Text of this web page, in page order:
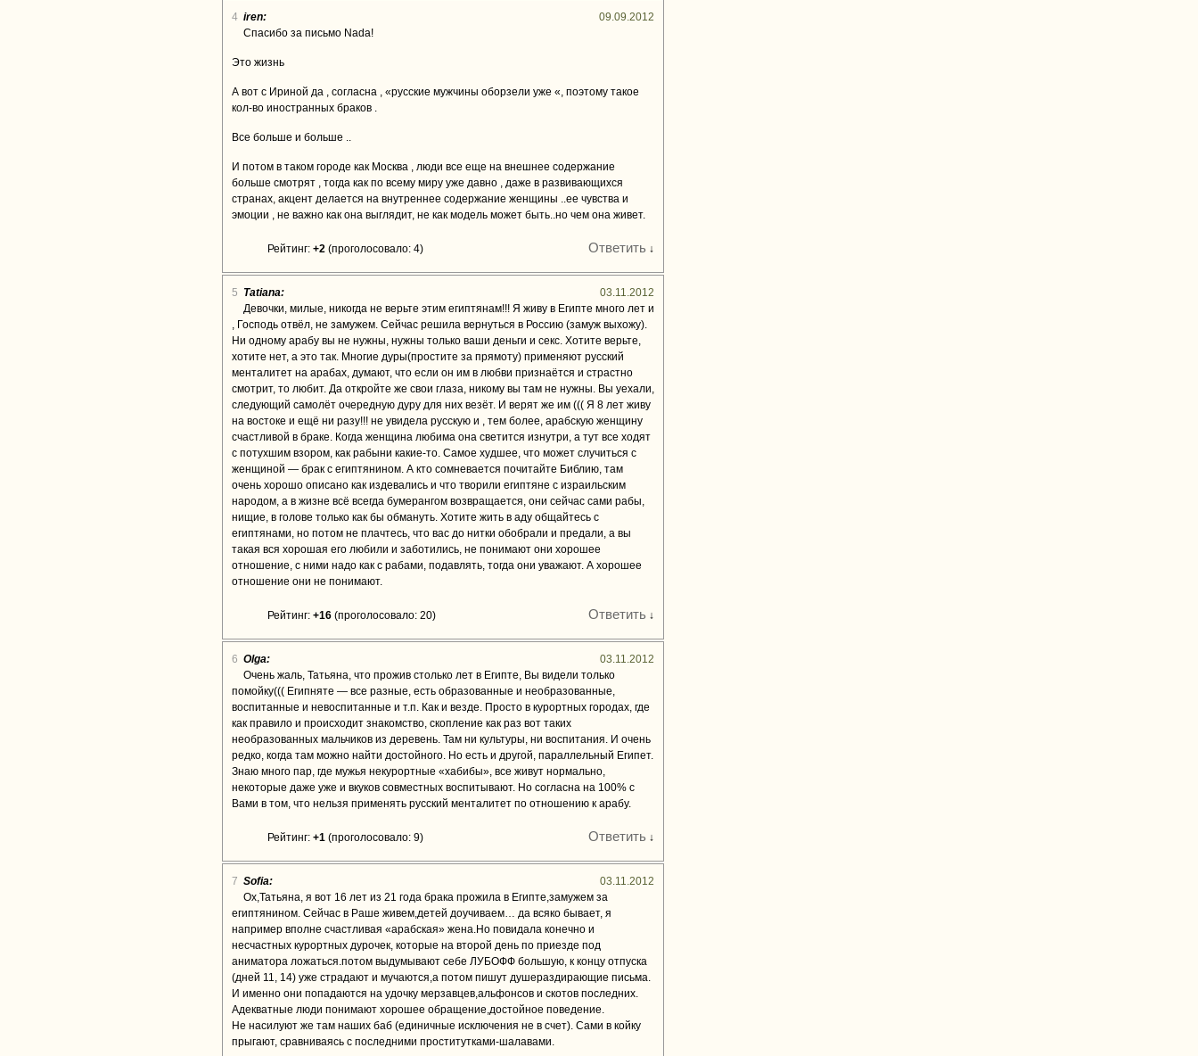
4 iren:
09.09.2012
Спасибо за письмо Nada!
Это жизнь
А вот с Ириной да , согласна , «русские мужчины оборзели уже «, поэтому такое
кол-во иностранных браков .
Все больше и больше ..
И потом в таком городе как Москва , люди все еще на внешнее содержание
больше смотрят , тогда как по всему миру уже давно , даже в развивающихся
странах, акцент делается на внутреннее содержание женщины ..ее чувства и
эмоции , не важно как она выглядит, не как модель может быть..но чем она живет.
Рейтинг: +2 (проголосовало: 4) Ответить ↓
5 Tatiana:
03.11.2012
Девочки, милые, никогда не верьте этим египтянам!!! Я живу в Египте много лет и
, Господь отвёл, не замужем. Сейчас решила вернуться в Россию (замуж выхожу).
Ни одному арабу вы не нужны, нужны только ваши деньги и секс. Хотите верьте,
хотите нет, а это так. Многие дуры(простите за прямоту) применяют русский
менталитет на арабах, думают, что если он им в любви признаётся и страстно
смотрит, то любит. Да откройте же свои глаза, никому вы там не нужны. Вы уехали,
следующий самолёт очередную дуру для них везёт. И верят же им ((( Я 8 лет живу
на востоке и ещё ни разу!!! не увидела русскую и , тем более, арабскую женщину
счастливой в браке. Когда женщина любима она светится изнутри, а тут все ходят
с потухшим взором, как рабыни какие-то. Самое худшее, что может случиться с
женщиной — брак с египтянином. А кто сомневается почитайте Библию, там
очень хорошо описано как издевались и что творили египтяне с израильским
народом, а в жизне всё всегда бумерангом возвращается, они сейчас сами рабы,
нищие, в голове только как бы обмануть. Хотите жить в аду общайтесь с
египтянами, но потом не плачтесь, что вас до нитки обобрали и предали, а вы
такая вся хорошая его любили и заботились, не понимают они хорошее
отношение, с ними надо как с рабами, подавлять, тогда они уважают. А хорошее
отношение они не понимают.
Рейтинг: +16 (проголосовало: 20) Ответить ↓
6 Olga:
03.11.2012
Очень жаль, Татьяна, что прожив столько лет в Египте, Вы видели только
помойку((( Египняте — все разные, есть образованные и необразованные,
воспитанные и невоспитанные и т.п. Как и везде. Просто в курортных городах, где
как правило и происходит знакомство, скопление как раз вот таких
необразованных мальчиков из деревень. Там ни культуры, ни воспитания. И очень
редко, когда там можно найти достойного. Но есть и другой, параллельный Египет.
Знаю много пар, где мужья некурортные «хабибы», все живут нормально,
некоторые даже уже и вкуков совместных воспитывают. Но согласна на 100% с
Вами в том, что нельзя применять русский менталитет по отношению к арабу.
Рейтинг: +1 (проголосовало: 9) Ответить ↓
7 Sofia:
03.11.2012
Ох,Татьяна, я вот 16 лет из 21 года брака прожила в Египте,замужем за
египтянином. Сейчас в Раше живем,детей доучиваем… да всяко бывает, я
например вполне счастливая «арабская» жена.Но повидала конечно и
несчастных курортных дурочек, которые на второй день по приезде под
аниматора ложаться.потом выдумывают себе ЛУБОФФ большую, к концу отпуска
(дней 11, 14) уже страдают и мучаются,а потом пишут душераздирающие письма.
И именно они попадаются на удочку мерзавцев,альфонсов и скотов последних.
Адекватные люди понимают хорошее обращение,достойное поведение.
Не насилуют же там наших баб (единичные исключения не в счет). Сами в койку
прыгают, сравниваясь с последними проститутками-шалавами.